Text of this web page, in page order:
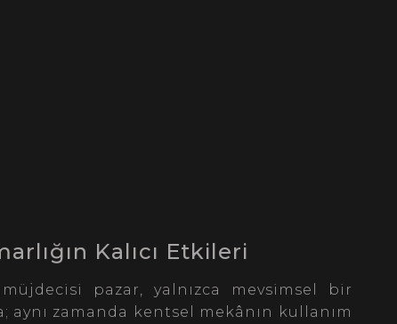
Kalıcı Etkileri
pazar, yalnızca mevsimsel bir
zamanda kentsel mekânın kullanım